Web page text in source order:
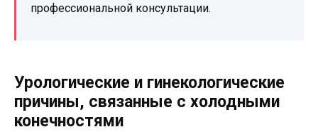
профессиональной консультации.
Урологические и гинекологические
причины, связанные с холодными
конечностями